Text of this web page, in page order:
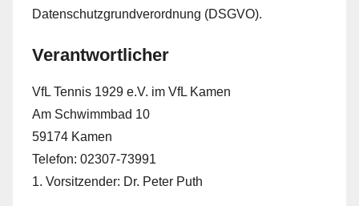
Datenschutzgrundverordnung (DSGVO).
Verantwortlicher
VfL Tennis 1929 e.V. im VfL Kamen
Am Schwimmbad 10
59174 Kamen
Telefon: 02307-73991
1. Vorsitzender: Dr. Peter Puth